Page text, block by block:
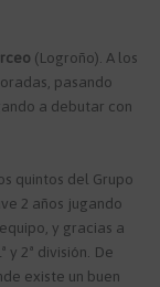
(Logroño). A los
pasando
a debutar con
quintos del Grupo
2 años jugando
y gracias a
y 2ª división. De
existe un buen